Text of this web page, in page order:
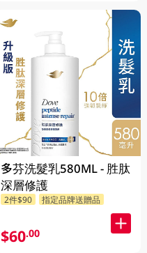
多芬洗髮乳580ML - 胜肽
深層修護
2件$90 指定品牌送贈品
$60.00